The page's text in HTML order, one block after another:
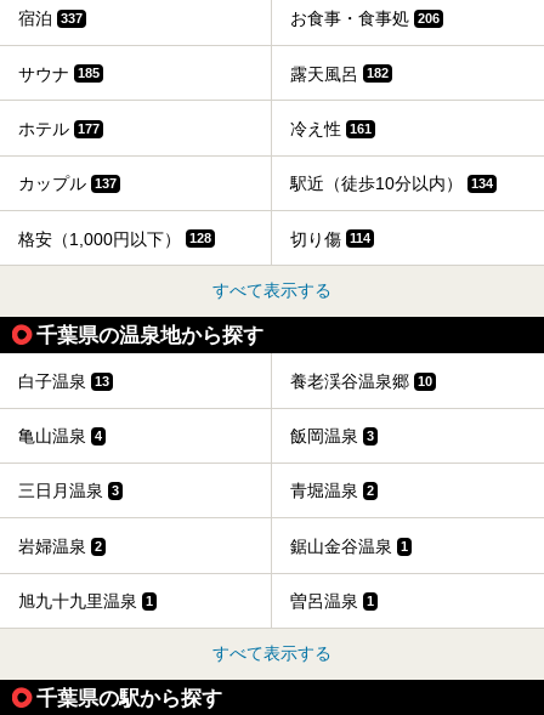
宿泊 337 お食事・食事処 206
サウナ 185 露天風呂 182
ホテル 177 冷え性 161
カップル 137 駅近（徒歩10分以内） 134
格安（1,000円以下） 128 切り傷 114
すべて表示する
千葉県の温泉地から探す
白子温泉 13 養老渓谷温泉郷 10
亀山温泉 4 飯岡温泉 3
三日月温泉 3 青堀温泉 2
岩婦温泉 2 鋸山金谷温泉 1
旭九十九里温泉 1 曽呂温泉 1
すべて表示する
千葉県の駅から探す